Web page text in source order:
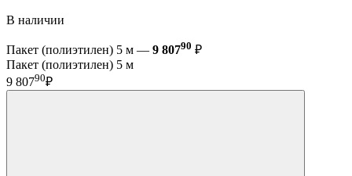
В наличии
Пакет (полиэтилен) 5 м — 9 80790 ₽
Пакет (полиэтилен) 5 м
9 80790₽